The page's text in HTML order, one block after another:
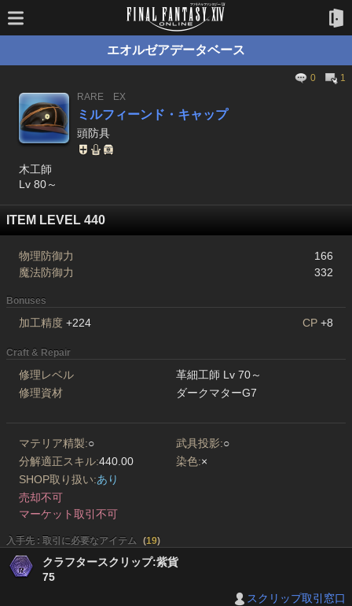
エオルゼアデータベース
0
1
RARE
EX
ミルフィーンド・キャップ
頭防具
木工師
Lv 80～
ITEM LEVEL 440
物理防御力
166
魔法防御力
332
Bonuses
加工精度 +224 CP +8
Craft & Repair
修理レベル
革細工師 Lv 70～
修理資材
ダークマターG7
マテリア精製:○ 武具投影:○
分解適正スキル:440.00 染色:×
SHOP取り扱い:あり
売却不可
マーケット取引不可
入手先 : 取引に必要なアイテム (19)
クラフタースクリップ:紫貨
75
スクリップ取引窓口